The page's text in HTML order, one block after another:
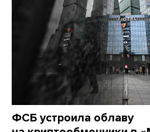
ФСБ устроила облаву